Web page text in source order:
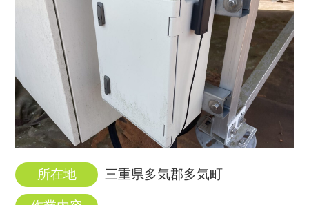
所在地 三重県多気郡多気町